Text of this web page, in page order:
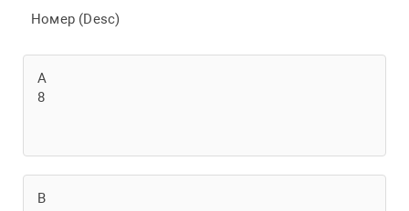
Номер (Desc)
A
8
B